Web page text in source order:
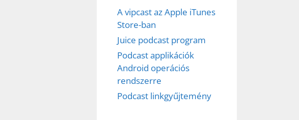
A vipcast az Apple iTunes
Store-ban
Juice podcast program
Podcast applikációk
Android operációs
rendszerre
Podcast linkgyűjtemény